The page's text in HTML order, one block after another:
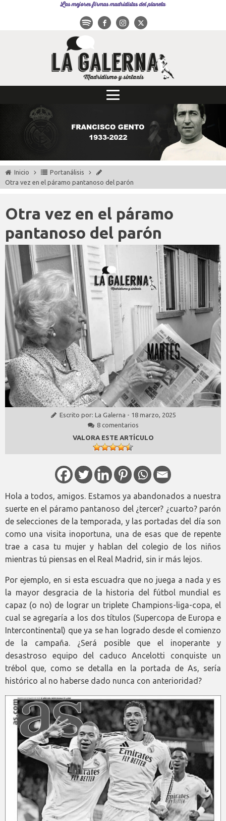
Las mejores firmas madridistas del planeta
Inicio
Portanálisis
Otra vez en el páramo pantanoso del parón
Otra vez en el páramo
pantanoso del parón
Escrito por: La Galerna - 18 marzo, 2025
8 comentarios
VALORA ESTE ARTÍCULO
Hola a todos, amigos. Estamos ya abandonados a nuestra
suerte en el páramo pantanoso del ¿tercer? ¿cuarto? parón
de selecciones de la temporada, y las portadas del día son
como una visita inoportuna, una de esas que de repente
trae a casa tu mujer y hablan del colegio de los niños
mientras tú piensas en el Real Madrid, sin ir más lejos.
Por ejemplo, en si esta escuadra que no juega a nada y es
la mayor desgracia de la historia del fútbol mundial es
capaz (o no) de lograr un triplete Champions-liga-copa, el
cual se agregaría a los dos títulos (Supercopa de Europa e
Intercontinental) que ya se han logrado desde el comienzo
de la campaña. ¿Será posible que el inoperante y
desastroso equipo del caduco Ancelotti conquiste un
trébol que, como se detalla en la portada de As, sería
histórico al no haberse dado nunca con anterioridad?